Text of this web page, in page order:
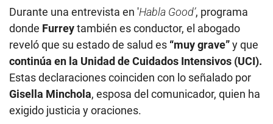
Durante una entrevista en 'Habla Good’, programa
donde Furreytambién es conductor, el abogado
reveló que su estado de salud es “muy grave”y que
continúa en la Unidad de Cuidados Intensivos (UCI).
Estas declaraciones coinciden con lo señalado por
Gisella Minchola, esposa del comunicador, quien ha
exigido justicia y oraciones.